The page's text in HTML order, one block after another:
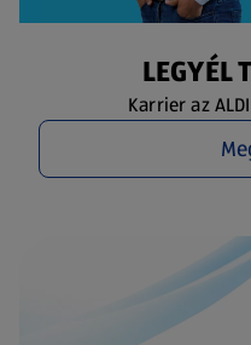
LEGYÉL
Karrier az